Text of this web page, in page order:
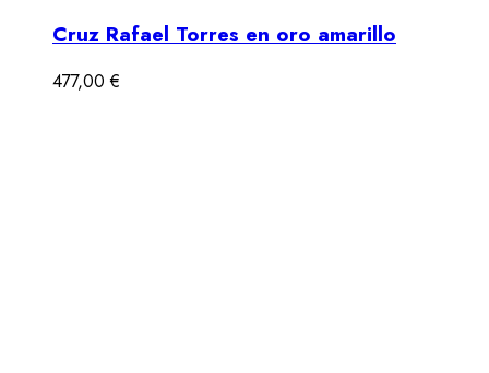
Cruz Rafael Torres en oro amarillo
477,00€